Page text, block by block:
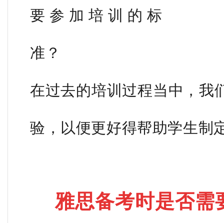
在过去的培训过程当中，我
验，以便更好得帮助学生制
雅思备考时是否需